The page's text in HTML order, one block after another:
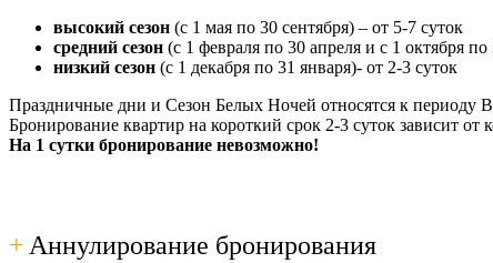
высокий сезон (с 1 мая по 30 сентября) – от 5-7 суток
средний сезон (с 1 февраля по 30 апреля и с 1 октября
низкий сезон (с 1 декабря по 31 января)- от 2-3 суток
Праздничные дни и Сезон Белых Ночей относятся к периоду
Бронирование квартир на короткий срок 2-3 суток зависит
На 1 сутки бронирование невозможно!
+ Аннулирование бронирования